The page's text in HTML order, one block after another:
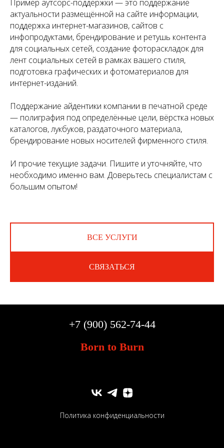
Пример аутсорс-поддержки — это поддержание
актуальности размещённой на сайте информации,
поддержка интернет-магазинов, сайтов с
инфопродуктами, брендирование и ретушь контента
для социальных сетей, создание фотораскладок для
лент социальных сетей в рамках вашего стиля,
подготовка графических и фотоматериалов для
интернет-изданий.
Поддержание айдентики компании в печатной среде
— полиграфия под определённые цели, вёрстка новых
каталогов, лукбуков, раздаточного материала,
брендирование новых носителей фирменного стиля.
И прочие текущие задачи. Пишите и уточняйте, что
необходимо именно вам. Доверьтесь специалистам с
большим опытом!
ВСЕ УСЛУГИ
СВЯЗАТЬСЯ
+7 (900) 562-74-44
Born to Burn
Политика конфиденциальности